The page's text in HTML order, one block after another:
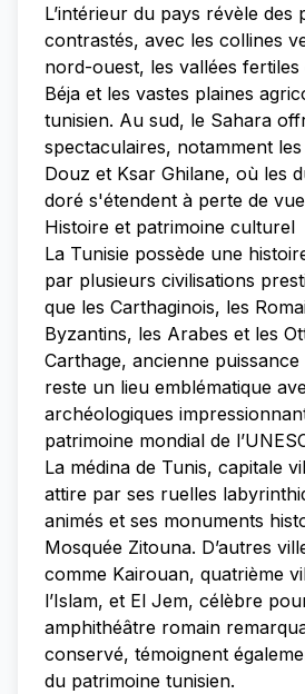
L’intérieur du pays révèle des
contrastés, avec les collines
nord-ouest, les vallées fertiles
Béja et les vastes plaines
tunisien. Au sud, le Sahara
spectaculaires, notamment
Douz et Ksar Ghilane, où les
doré s'étendent à perte de
Histoire et patrimoine culturel
La Tunisie possède une
par plusieurs civilisations
que les Carthaginois, les
Byzantins, les Arabes et les
Carthage, ancienne
reste un lieu emblématique
archéologiques
patrimoine mondial de
La médina de Tunis, capitale
attire par ses ruelles
animés et ses monuments
Mosquée Zitouna. D’autres
comme Kairouan, quatrième
l’Islam, et El Jem, célèbre
amphithéâtre romain
conservé, témoignent
du patrimoine tunisien.